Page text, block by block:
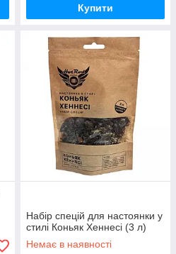
Купити
Набір спецій для настоянки у
стилі Коньяк Хеннесі (3 л)
Немає в наявності